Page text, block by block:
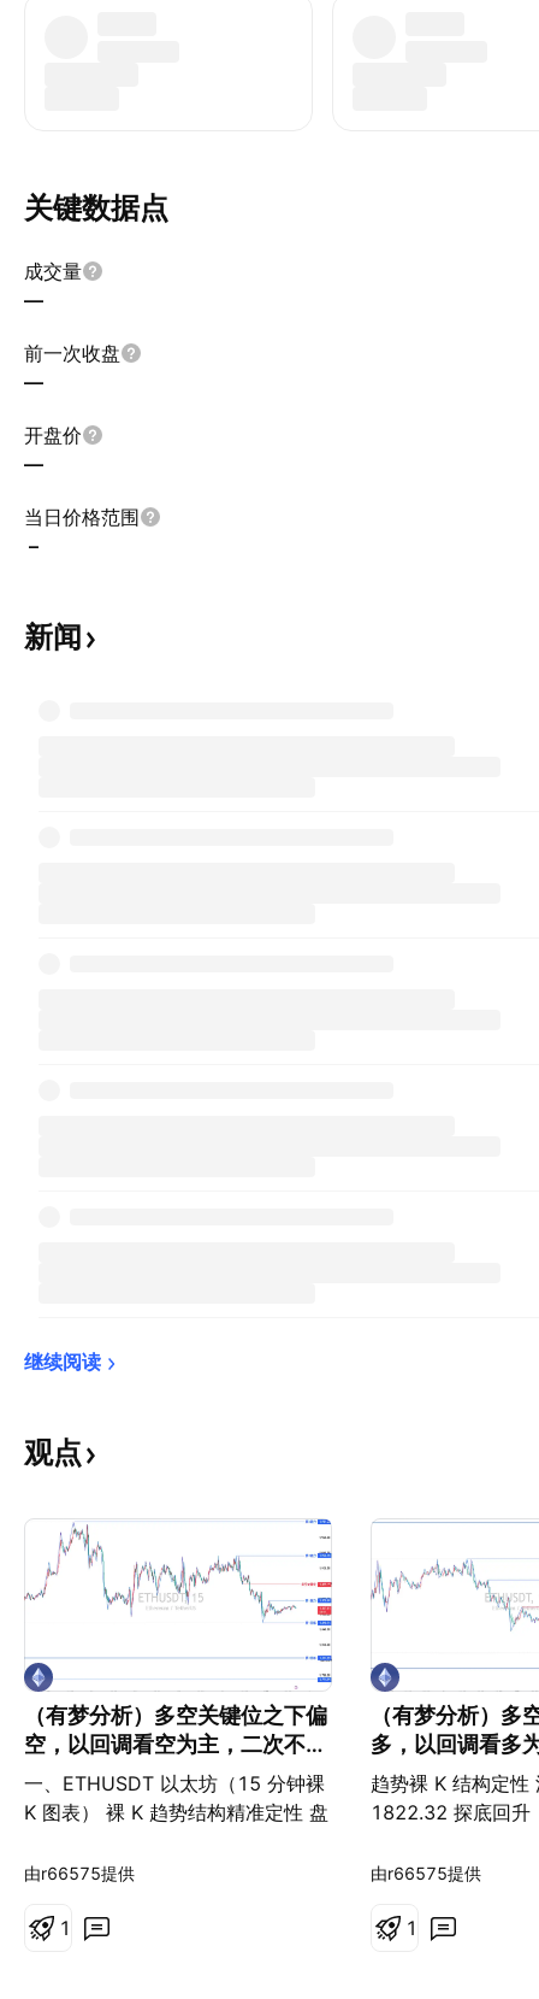
关键数据点
成交量
—
前一次收盘
—
开盘价
—
当日价格范围
–
新闻
继续阅读
观点
（有梦分析）多空关键位之下偏
空，以回调看空为主，二次不破
前低回调看多为辅。
一、ETHUSDT 以太坊（15 分钟裸
K 图表） 裸 K 趋势结构精准定性 盘
前期高点 1981.22 开启下行波段，
触及 1848.95 低点止跌，开启弱势
由r66575提供
1
（有梦分析）多
多，以回调看多
前高回调看空为
趋势裸 K 结构定性
1822.32 探底回升
构与 BTC 同步，
持续承压 1879.57
由r66575提供
1